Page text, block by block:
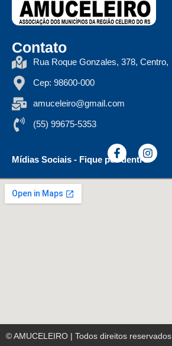
Contato
Rua Roque Gonzales, 378,
Cep: 98600-000
amuceleiro@gmail.com
(55) 99675-5353
Mídias Sociais - Fique por dentro
© AMUCELEIRO | Todos direitos reservados